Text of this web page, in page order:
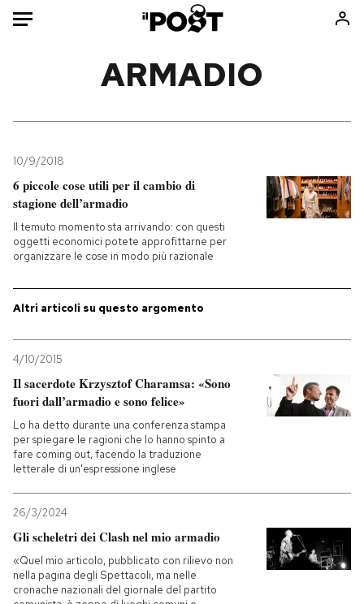
Mondo
Politica
Tecnologia
Internet
Scienza
Economia
Consumismi
Ok Boomer!
Media
PODCAST
NEWSLETTER
SHOP
ARMADIO
10/9/2018
6 piccole cose utili per il cambio di
stagione dell’armadio
Il temuto momento sta arrivando: con questi
oggetti economici potete approfittarne per
organizzare le cose in modo più razionale
Altri articoli su questo argomento
4/10/2015
Il sacerdote Krzysztof Charamsa: «Sono
fuori dall’armadio e sono felice»
Lo ha detto durante una conferenza stampa
per spiegare le ragioni che lo hanno spinto a
fare coming out, facendo la traduzione
letterale di un'espressione inglese
26/3/2024
Gli scheletri dei Clash nel mio armadio
«Quel mio articolo, pubblicato con rilievo non
nella pagina degli Spettacoli, ma nelle
cronache nazionali del giornale del partito